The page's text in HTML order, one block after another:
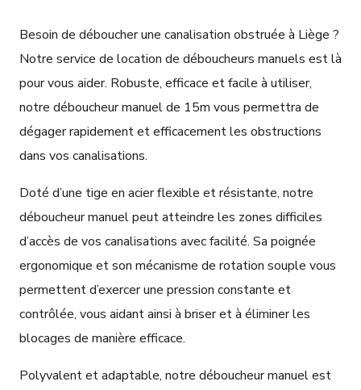
Besoin de déboucher une canalisation obstruée à Liège ?
Notre service de location de déboucheurs manuels est là
pour vous aider. Robuste, efficace et facile à utiliser,
notre déboucheur manuel de 15m vous permettra de
dégager rapidement et efficacement les obstructions
dans vos canalisations.
Doté d’une tige en acier flexible et résistante, notre
déboucheur manuel peut atteindre les zones difficiles
d’accès de vos canalisations avec facilité. Sa poignée
ergonomique et son mécanisme de rotation souple vous
permettent d’exercer une pression constante et
contrôlée, vous aidant ainsi à briser et à éliminer les
blocages de manière efficace.
Polyvalent et adaptable, notre déboucheur manuel est